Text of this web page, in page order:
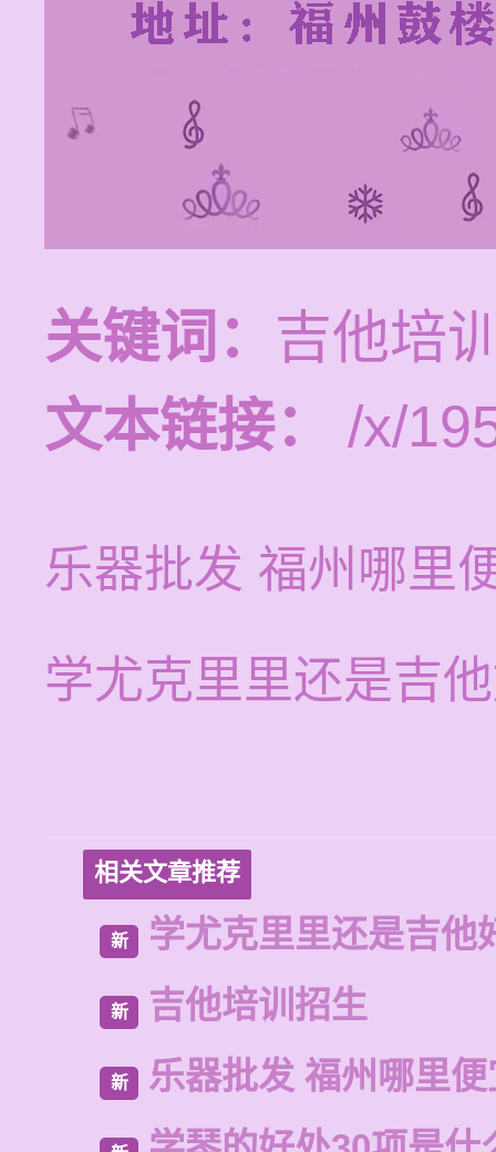
关键词： 吉他培
文本链接：
/x/
乐器批发 福州哪里
学尤克里里还是吉
相关文章推荐
新 学尤克里里还是吉他
新 吉他培训招生
新 乐器批发 福州哪里